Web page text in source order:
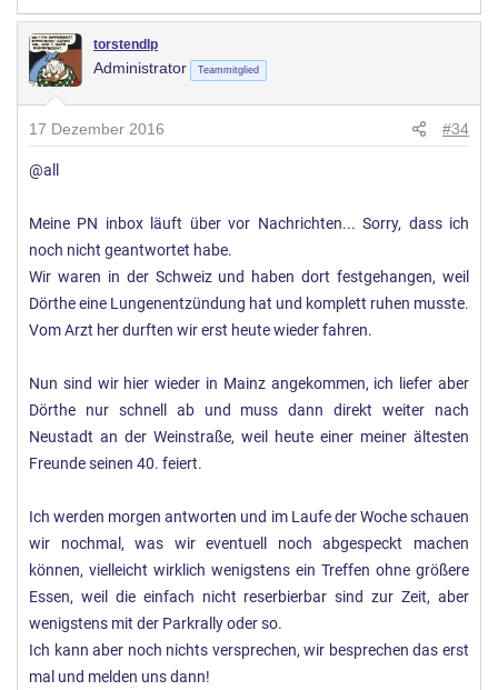
torstendlp
Administrator Teammitglied
17 Dezember 2016 #34
@all
Meine PN inbox läuft über vor Nachrichten... Sorry, dass ich
noch nicht geantwortet habe.
Wir waren in der Schweiz und haben dort festgehangen, weil
Dörthe eine Lungenentzündung hat und komplett ruhen musste.
Vom Arzt her durften wir erst heute wieder fahren.
Nun sind wir hier wieder in Mainz angekommen, ich liefer aber
Dörthe nur schnell ab und muss dann direkt weiter nach
Neustadt an der Weinstraße, weil heute einer meiner ältesten
Freunde seinen 40. feiert.
Ich werden morgen antworten und im Laufe der Woche schauen
wir nochmal, was wir eventuell noch abgespeckt machen
können, vielleicht wirklich wenigstens ein Treffen ohne größere
Essen, weil die einfach nicht reserbierbar sind zur Zeit, aber
wenigstens mit der Parkrally oder so.
Ich kann aber noch nichts versprechen, wir besprechen das erst
mal und melden uns dann!